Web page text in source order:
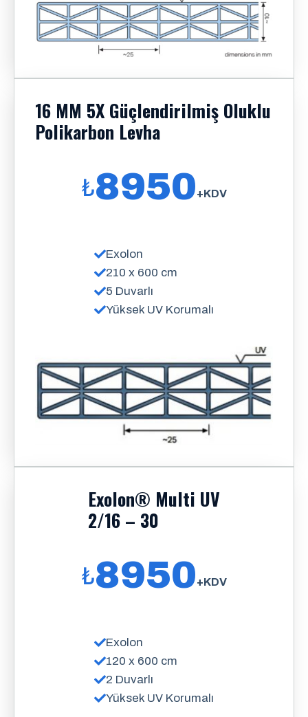
16 MM 5X Güçlendirilmiş Oluklu
Polikarbon Levha
₺8950+KDV
Exolon
210 x 600 cm
5 Duvarlı
Yüksek UV Korumalı
Exolon® Multi UV
2/16 – 30
₺8950+KDV
Exolon
120 x 600 cm
2 Duvarlı
Yüksek UV Korumalı